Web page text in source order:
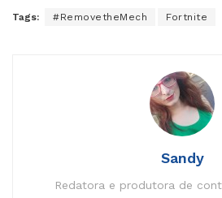
Tags: #RemovetheMech Fortnite
Sandy
Redatora e produtora de